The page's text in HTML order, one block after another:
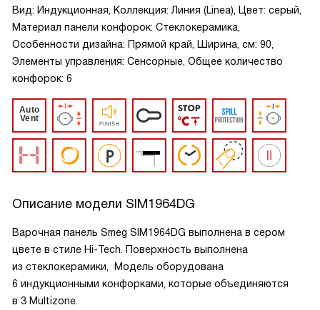
Вид: Индукционная, Коллекция: Линия (Linea), Цвет: серый,
Материал панели конфорок: Стеклокерамика,
Особенности дизайна: Прямой край, Ширина, см: 90,
Элементы управления: Сенсорные, Общее количество
конфорок: 6
Описание модели SIM1964DG
Варочная панель Smeg SIM1964DG выполнена в сером
цвете в стиле Hi-Tech. Поверхность выполнена
из стеклокерамики, Модель оборудована
6 индукционными конфорками, которые объединяются
в 3 Multizone.